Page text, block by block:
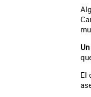
El